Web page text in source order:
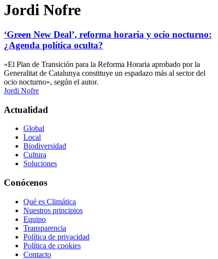
Jordi Nofre
‘Green New Deal’, reforma horaria y ocio nocturno:
¿Agenda política oculta?
«El Plan de Transición para la Reforma Horaria aprobado por la
Generalitat de Catalunya constituye un espadazo más al sector del
ocio nocturno», según el autor.
Jordi Nofre
Actualidad
Global
Local
Biodiversidad
Cultura
Soluciones
Conócenos
Qué es Climática
Nuestros principios
Equipo
Transparencia
Política de privacidad
Política de cookies
Contacto